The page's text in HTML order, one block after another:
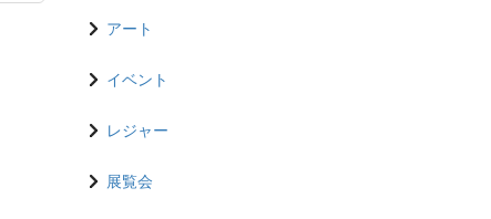
アート
イベント
レジャー
展覧会